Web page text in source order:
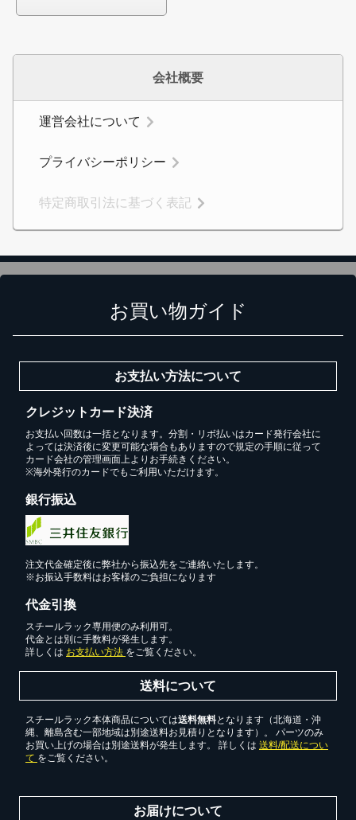
会社概要
運営会社について
プライバシーポリシー
特定商取引法に基づく表記
お買い物ガイド
お支払い方法について
クレジットカード決済
お支払い回数は一括となります。分割・リボ払いはカード発行会社に
よっては決済後に変更可能な場合もありますので規定の手順に従って
カード会社の管理画面上よりお手続きください。
※海外発行のカードでもご利用いただけます。
銀行振込
注文代金確定後に弊社から振込先をご連絡いたします。
※お振込手数料はお客様のご負担になります
代金引換
スチールラック専用便のみ利用可。
代金とは別に手数料が発生します。
詳しくは お支払い方法 をご覧ください。
送料について
スチールラック本体商品については送料無料となります（北海道・沖
縄、離島含む一部地域は別途送料お見積りとなります）。 パーツのみ
お買い上げの場合は別途送料が発生します。 詳しくは 送料/配送につい
て をご覧ください。
お届けについて